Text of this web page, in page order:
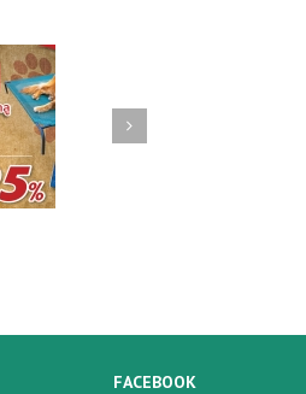
Showroom
FACEBOOK